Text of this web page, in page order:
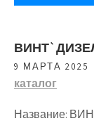
9 МАРТА 2025
каталог
Название: